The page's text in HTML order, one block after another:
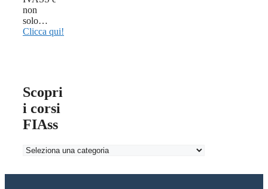
non
solo…
Clicca qui!
Scopri
i corsi
FIAss